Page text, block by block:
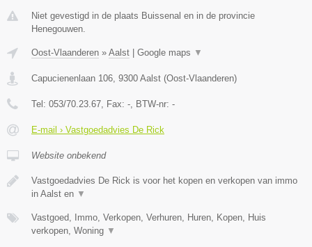
Niet gevestigd in de plaats Buissenal en in de provincie
Henegouwen.
Oost-Vlaanderen » Aalst Google maps ▼
Capucienenlaan 106 9300 Aalst (Oost-Vlaanderen)
Tel: 053/70.23.67 , Fax: - , BTW-nr: -
E-mail › Vastgoedadvies De Rick
Website onbekend
Vastgoedadvies De Rick is voor het kopen en verkopen van immo
in Aalst en ▼
Vastgoed, Immo, Verkopen, Verhuren, Huren, Kopen, Huis
verkopen, Woning ▼